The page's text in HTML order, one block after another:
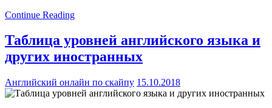
Continue Reading
Таблица уровней английского языка и
других иностранных
Английский онлайн по скайпу 15.10.2018